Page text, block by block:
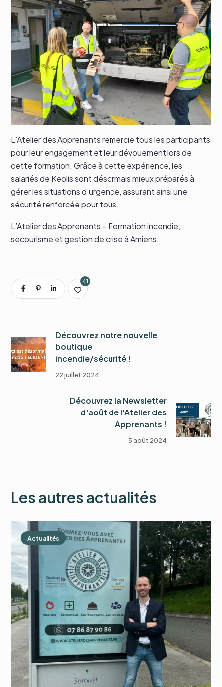
L’Atelier des Apprenants remercie tous les participants
pour leur engagement et leur dévouement lors de
cette formation. Grâce à cette expérience, les
salariés de Keolis sont désormais mieux préparés à
gérer les situations d’urgence, assurant ainsi une
sécurité renforcée pour tous.
L’Atelier des Apprenants – Formation incendie,
secourisme et gestion de crise à Amiens
41
Découvrez notre nouvelle
boutique
incendie/sécurité !
22 juillet 2024
Découvrez la Newsletter
d'août de l'Atelier des
Apprenants !
5 août 2024
Les autres actualités
Actualités